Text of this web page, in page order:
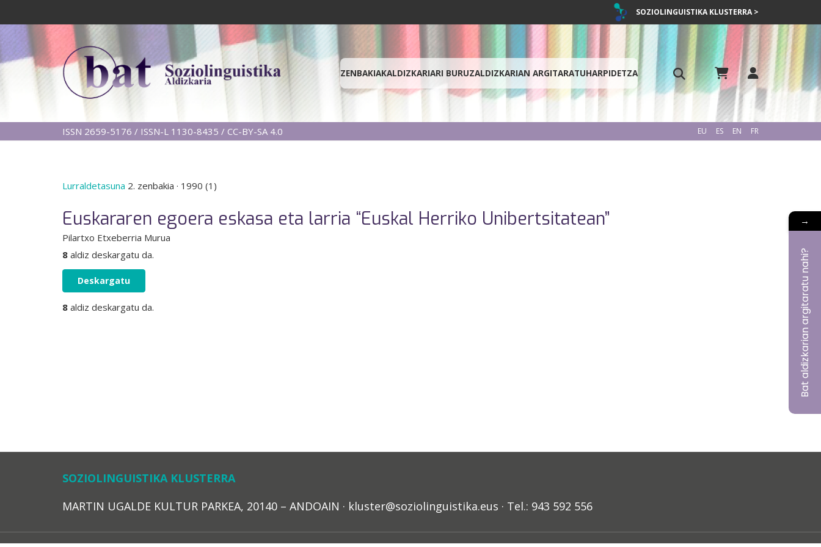
SOZIOLINGUISTIKA KLUSTERRA >
ZENBAKIAKALDIZKARIARI BURUZALDIZKARIAN ARGITARATUHARPIDETZA
ISSN 2659-5176 / ISSN-L 1130-8435 / CC-BY-SA 4.0 EU ES EN FR
Lurraldetasuna 2. zenbakia · 1990 (1)
Euskararen egoera eskasa eta larria “Euskal Herriko Unibertsitatean”
Pilartxo Etxeberria Murua
8 aldiz deskargatu da.
Deskargatu
8 aldiz deskargatu da.
SOZIOLINGUISTIKA KLUSTERRA
MARTIN UGALDE KULTUR PARKEA, 20140 – ANDOAIN · kluster@soziolinguistika.eus · Tel.: 943 592 556
→
Bat aldizkarian argitaratu nahi?